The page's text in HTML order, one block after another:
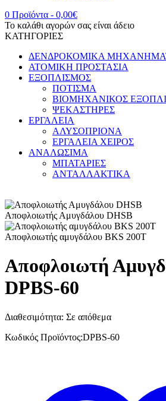
0 Προϊόντα - 0,00€
Το καλάθι αγορών σας είναι άδειο
ΚΑΤΗΓΟΡΙΕΣ
ΔΕΝΔΡΟΚΟΜΙΚΑ
ΑΤΟΜΙΚΗ ΠΡΟΣΤΑΣΙΑ
ΕΞΟΠΛΙΣΜΟΣ
ΠΟΤΙΣΜΑ
ΒΙΟΜΗΧΑΝΙΚΟΣ
ΨΕΚΑΣΤΗΡΕΣ
ΕΡΓΑΛΕΙΑ
ΑΛΥΣΟΠΡΙΟΝΑ
ΕΡΓΑΛΕΙΑ ΧΕΙΡΟΣ
ΑΝΑΛΩΣΙΜΑ
ΜΠΑΤΑΡΙΕΣ
ΑΝΤΑΛΛΑΚΤΙΚΑ
Αποφλοιωτής Αμυγδάλου DHSB
Αποφλοιωτής αμυγδάλου BKS 200T
Αποφλοιωτή
DPBS-60
Διαθεσιμότητα: Σε απόθεμα
Κωδικός Προϊόντος:DPBS-60